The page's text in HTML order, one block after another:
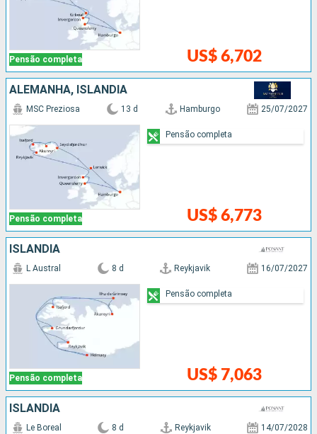
Pensão completa US$ 6,702
ALEMANHA, ISLÂNDIA
Pensão completa
MSC Preziosa 13 d Hamburgo 25/07/2027
US$ 6,773
Pensão completa
ISLÂNDIA
Pensão completa
L Austral 8 d Reykjavik 16/07/2027
US$ 7,063
Pensão completa
ISLÂNDIA
Le Boreal 8 d Reykjavik 14/07/2028